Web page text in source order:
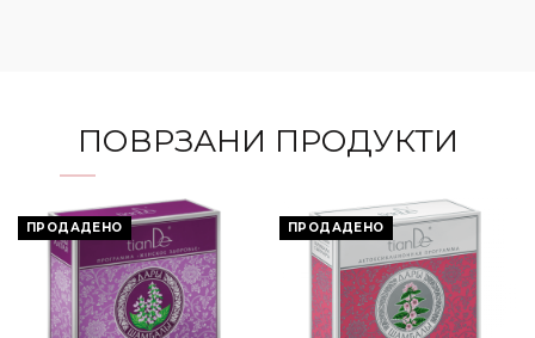
ПОВРЗАНИ ПРОДУКТИ
ПРОДАДЕНО ПРОДАДЕНО